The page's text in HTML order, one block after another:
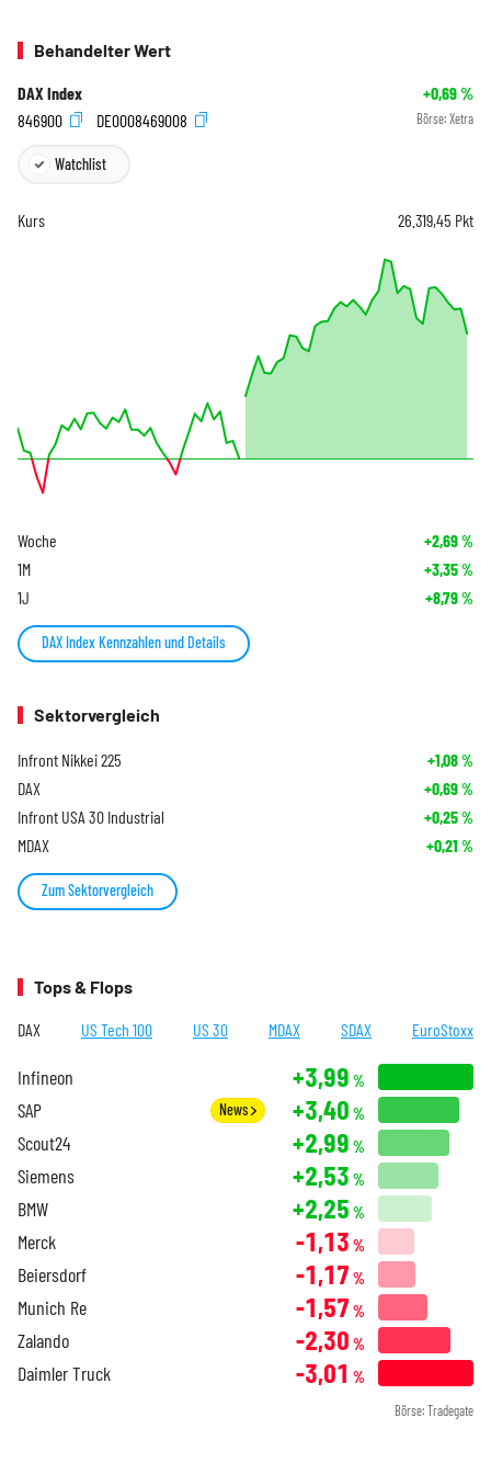
Behandelter Wert
DAX Index +0,69%
846900
DE0008469008 Börse: Xetra
Watchlist
Kurs 26.319,45 Pkt
Woche +2,69%
1M +3,35%
1J +8,79%
DAX Index Kennzahlen und Details
Sektorvergleich
Infront Nikkei 225 +1,08%
DAX +0,69%
Infront USA 30 Industrial +0,25%
MDAX +0,21 %
Zum Sektorvergleich
Tops & Flops
DAX US Tech 100 US 30 MDAX SDAX EuroStoxx
Infineon +3,99 %
SAP News +3,40 %
Scout24 +2,99 %
Siemens +2,53 %
BMW +2,25 %
Merck -1,13 %
Beiersdorf -1,17 %
Munich Re -1,57 %
Zalando -2,30 %
Daimler Truck -3,01 %
Börse: Tradegate